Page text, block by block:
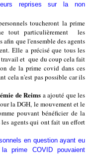
reprises sur la non
toucheront la prime
tout particulièrement les
afin que l'ensemble des agents
Elle a précisé que tous les
travail et que du coup cela fait
de la prime covid dans ces
cela n'est pas possible car ils
de Reimsa ajouté que les
la DGH, le mouvement et le
pouvant bénéficier de la
les agents qui ont fait un effort
en question ayant eu
prime COVID pouvaient